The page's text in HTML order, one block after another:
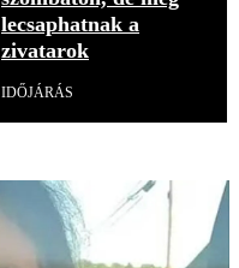
lecsaphatnak a
zivatarok
IDŐJÁRÁS